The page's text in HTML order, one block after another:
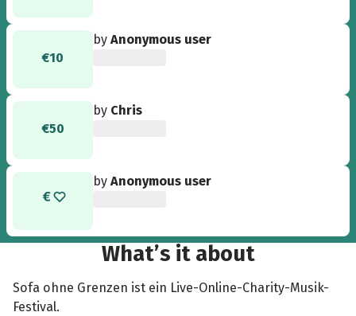
an alle, die das weitersagen und unterstützen.
Für mehr Menschlichkeit da draussen. ”
€10
byAnonymous user
€50
by Chris
byAnonymous user
What’s it about
Sofa ohne Grenzen ist ein Live-Online-Charity-Musik-
Festival.